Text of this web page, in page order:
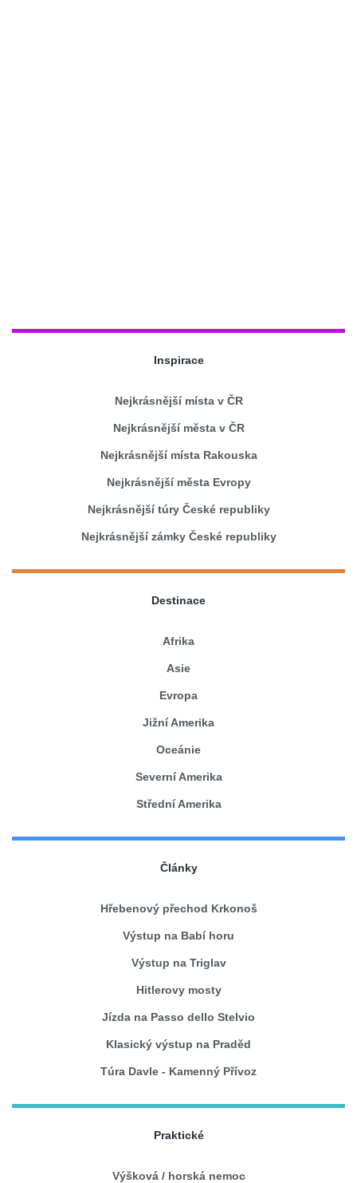
Inspirace
Nejkrásnější místa v ČR
Nejkrásnější města v ČR
Nejkrásnější místa Rakouska
Nejkrásnější města Evropy
Nejkrásnější túry České republiky
Nejkrásnější zámky České republiky
Destinace
Afrika
Asie
Evropa
Jižní Amerika
Oceánie
Severní Amerika
Střední Amerika
Články
Hřebenový přechod Krkonoš
Výstup na Babí horu
Výstup na Triglav
Hitlerovy mosty
Jízda na Passo dello Stelvio
Klasický výstup na Praděd
Túra Davle - Kamenný Přívoz
Praktické
Výšková / horská nemoc